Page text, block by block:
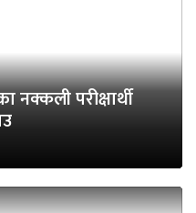
नक्कली परीक्षार्थी